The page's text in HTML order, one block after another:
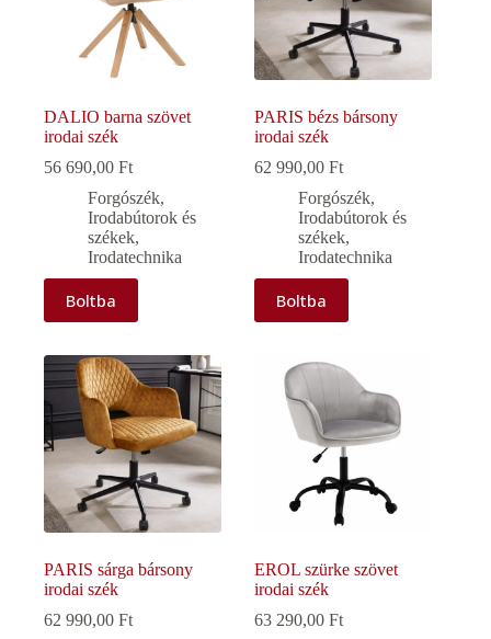
DALIO barna szövet
irodai szék
56 690,00 Ft
Forgószék,
Irodabútorok és
székek,
Irodatechnika
Boltba
PARIS bézs bársony
irodai szék
62 990,00Ft
Forgószék,
Irodabútorok és
székek,
Irodatechnika
Boltba
PARIS sárga bársony
irodai szék
62 990,00 Ft
EROL szürke szövet
irodai szék
63 290,00Ft